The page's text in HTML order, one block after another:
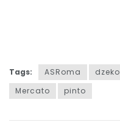
Tags: ASRoma dzeko
Mercato
pinto